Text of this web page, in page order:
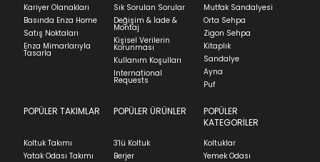
Stock moves super-fast. This look-up is an
indication of where stock might be available but
we can't guarantee it'll be there for long.
faturasıyla birlikte göndermelisiniz.
İadenizin kabul edilmesi için, ürünün hasar
görmemiş, kurulumunun yapılmamış ve
kullanılmamış olması gerekmektedir.
İade ve Değişim bölümünü ziyaret ediniz.
Teslimat
Ev tekstili siparişlerinizin kargoya verilme süresi
ortalama 5-24 iş günüdür.
Kapat
Kariyer Olanakları
Basında Enza Home
Satış Noktaları
Enza Mimarlarıyla
Tasarla
Sık Sorulan Sorular
Değişim & İade &
Montaj
Kişisel Verilerin
Korunması
Kullanım Koşulları
International
Requests
Mutfak Sandalyesi
Orta Sehpa
Zigon Sehpa
Kitaplık
Sandalye
Ayna
Puf
POPÜLER TAKIMLAR
Koltuk Takımı
Yatak Odası Takımı
POPÜLER ÜRÜNLER
3'lü Koltuk
Berjer
POPÜLER
KATEGORİLER
Koltuklar
Yemek Odası